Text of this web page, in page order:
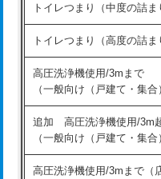
トイレつまり（中度の詰ま
トイレつまり（高度の詰ま
高圧洗浄機使用/3mまで
（一般向け（戸建て・集合
追加 高圧洗浄機使用/3m
（一般向け（戸建て・集合
高圧洗浄機使用/3mまで（